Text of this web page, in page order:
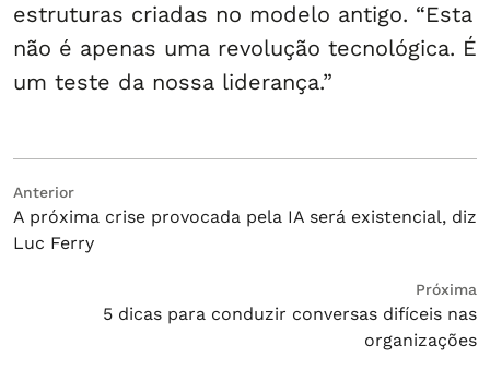
estruturas criadas no modelo antigo. “Esta
não é apenas uma revolução tecnológica. É
um teste da nossa liderança.”
Navegação
de
Anterior
Post
anterior:
A próxima crise provocada pela IA será existencial, diz
Luc Ferry
Próxima
5 dicas para conduzir conversas difíceis nas
organizações